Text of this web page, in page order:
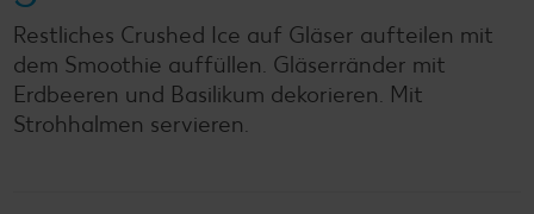
Restliches Crushed Ice auf Gläser aufteilen mit
dem Smoothie auffüllen. Gläserränder mit
Erdbeeren und Basilikum dekorieren. Mit
Strohhalmen servieren.